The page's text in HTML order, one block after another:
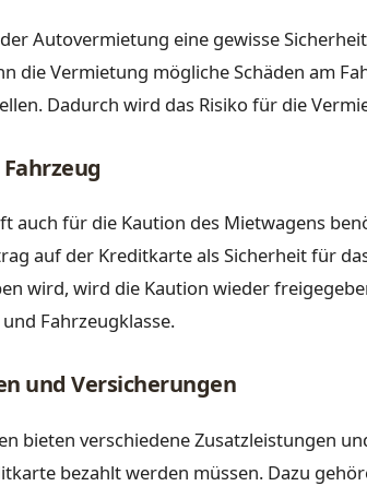
Autovermietung eine gewisse
die Vermietung mögliche Schäden am
Dadurch wird das Risiko für die
auch für die Kaution des Mietwagens
auf der Kreditkarte als Sicherheit für
wird, wird die Kaution wieder
Fahrzeugklasse.
und Versicherungen
bieten verschiedene Zusatzleistungen
bezahlt werden müssen. Dazu